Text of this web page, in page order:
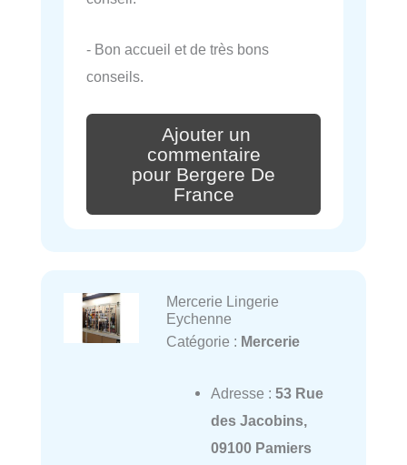
- Bon accueil et de très bons
conseils.
Ajouter un
commentaire
pour Bergere De
France
Mercerie Lingerie
Eychenne
Catégorie : Mercerie
Adresse : 53 Rue
des Jacobins,
09100 Pamiers